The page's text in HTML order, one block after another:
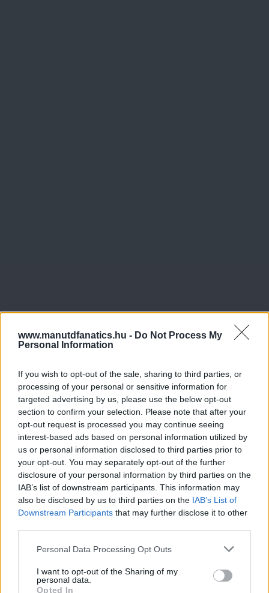
www.manutdfanatics.hu - Do Not Process My
Personal Information
If you wish to opt-out of the sale, sharing to third parties, or
processing of your personal or sensitive information for
targeted advertising by us, please use the below opt-out
section to confirm your selection. Please note that after your
opt-out request is processed you may continue seeing
interest-based ads based on personal information utilized by
us or personal information disclosed to third parties prior to
your opt-out. You may separately opt-out of the further
disclosure of your personal information by third parties on the
IAB’s list of downstream participants. This information may
also be disclosed by us to third parties on the IAB’s List of
Downstream Participants that may further disclose it to other
Please note that this website/app uses one or more Google
not limited to your visit or usage behaviour. You may click to
grant or deny consent to Google and its third-party tags to
Personal Data Processing Opt Outs
I want to opt-out of the Sharing of my
personal data.
Opted In